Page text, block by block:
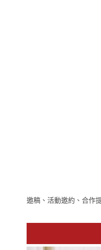
邀稿、活動邀約、合作